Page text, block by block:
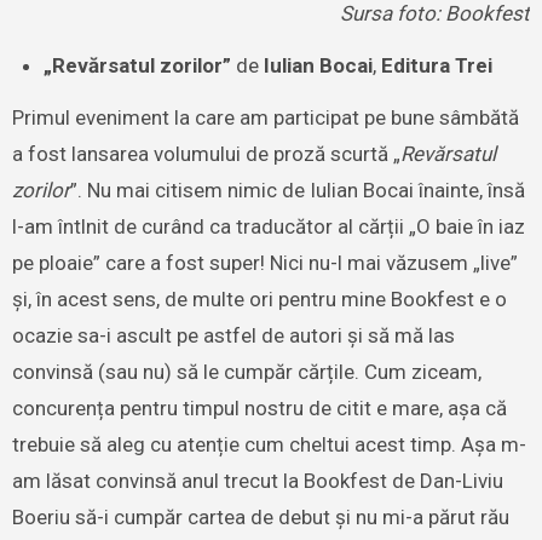
Sursa foto: Bookfest
„Revărsatul zorilor” deIulian Bocai, Editura Trei
Primul eveniment la care am participat pe bune sâmbătă
a fost lansarea volumului de proză scurtă „Revărsatul
zorilor”. Nu mai citisem nimic de Iulian Bocai înainte, însă
l-am întlnit de curând ca traducător al cărții „O baie în iaz
pe ploaie” care a fost super! Nici nu-l mai văzusem „live”
și, în acest sens, de multe ori pentru mine Bookfest e o
ocazie sa-i ascult pe astfel de autori și să mă las
convinsă (sau nu) să le cumpăr cărțile. Cum ziceam,
concurența pentru timpul nostru de citit e mare, așa că
trebuie să aleg cu atenție cum cheltui acest timp. Așa m-
am lăsat convinsă anul trecut la Bookfest de Dan-Liviu
Boeriu să-i cumpăr cartea de debut și nu mi-a părut rău